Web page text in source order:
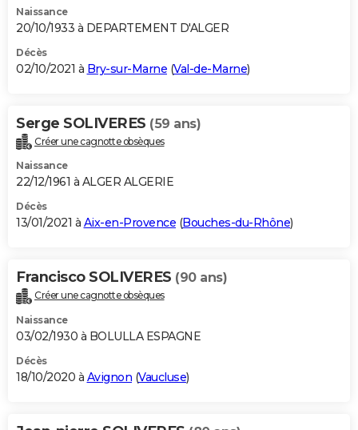
Naissance
20/10/1933 à DEPARTEMENT D'ALGER
Décès
02/10/2021 à Bry-sur-Marne (Val-de-Marne)
Serge SOLIVERES (59 ans)
Créer une cagnotte obsèques
Naissance
22/12/1961 à ALGER ALGERIE
Décès
13/01/2021 à Aix-en-Provence (Bouches-du-Rhône)
Francisco SOLIVERES (90 ans)
Créer une cagnotte obsèques
Naissance
03/02/1930 à BOLULLA ESPAGNE
Décès
18/10/2020 à Avignon (Vaucluse)